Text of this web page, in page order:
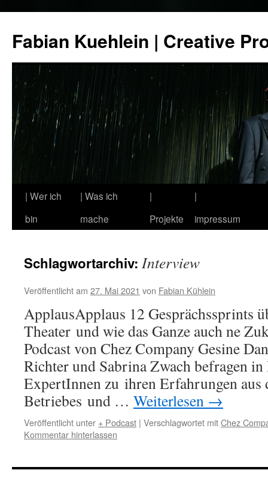
springen
Fabian Kuehlein | Creative
| Wer ich
bin
| Was ich
mache
|
Projekte
|
impressum
Schlagwortarchiv: Interview
Veröffentlicht am 27. Mai 2021 von Fabian Kühlein
ApplausApplaus 12 Gesprächssprints
Theater und wie das Ganze auch ne
Podcast von Chez Company Gesine
Richter und Sabrina Zwach befragen
ExpertInnen zu ihren Erfahrungen aus
Betriebes und … Weiterlesen →
Veröffentlicht unter + Podcast | Verschlagwortet mitChez
Kommentar hinterlassen